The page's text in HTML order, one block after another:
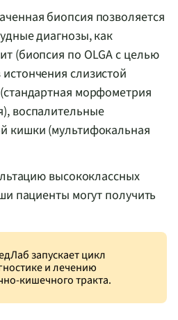
биопсия позволяется
диагнозы, как
(биопсия по OLGA с целью
слизистой
морфометрия
воспалительные
кишки (мультифокальная
высококлассных
пациенты могут получить
запускает цикл
и лечению
кишечноготракта.